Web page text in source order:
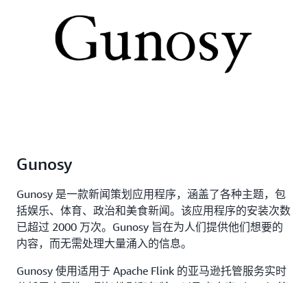
Gunosy
Gunosy 是一款新闻策划应用程序，涵盖了各种主题，包
括娱乐、体育、政治和美食新闻。该应用程序的安装次数
已超过 2000 万次。Gunosy 旨在为人们提供他们想要的
内容，而无需处理大量涌入的信息。
Gunosy 使用适用于 Apache Flink 的亚马逊托管服务实时